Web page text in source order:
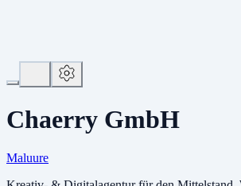
Chaerry GmbH
Maluure